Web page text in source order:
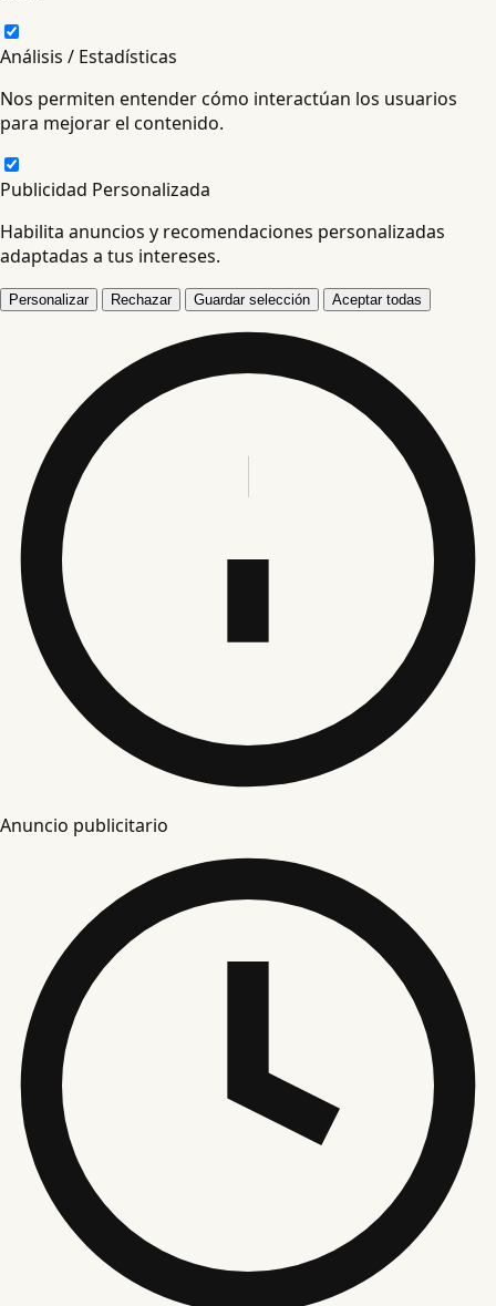
Análisis / Estadísticas
Nos permiten entender cómo interactúan los usuarios
para mejorar el contenido.
Publicidad Personalizada
Habilita anuncios y recomendaciones personalizadas
adaptadas a tus intereses.
Personalizar Rechazar Guardar selección Aceptar todas
Anuncio publicitario